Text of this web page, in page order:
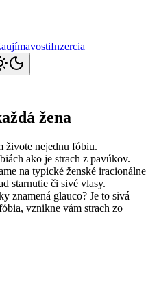
Inzercia
žena
živote nejednu fóbiu.
ako je strach z pavúkov.
na typické ženské iracionálne
starnutie či sivé vlasy.
znamená glauco? Je to sivá
vznikne vám strach zo